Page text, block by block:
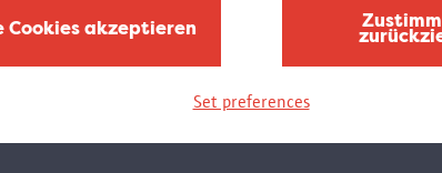
Cookies akzeptieren
Set preferences